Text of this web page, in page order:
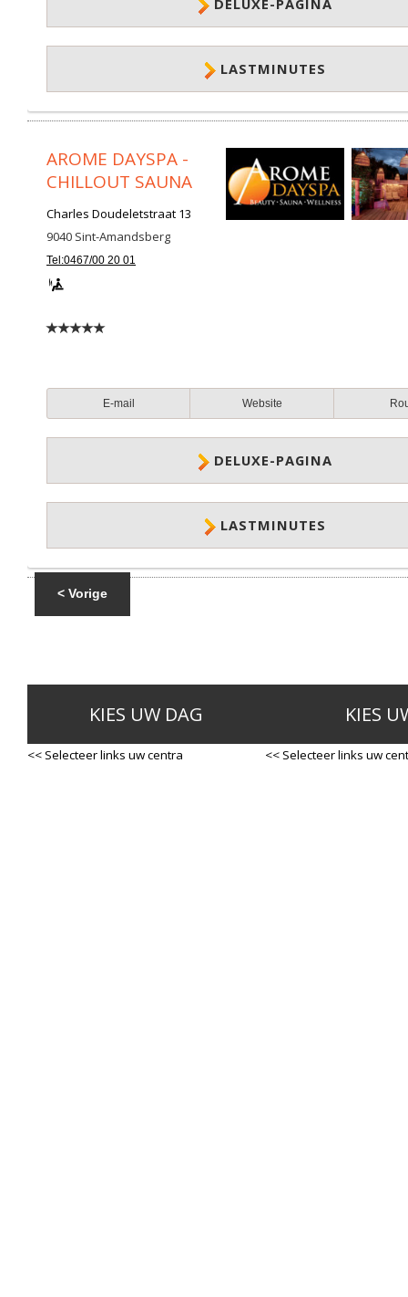
DELUXE-PAGINA
LASTMINUTES
AROME DAYSPA -
CHILLOUT SAUNA
Charles Doudeletstraat 13
9040 Sint-Amandsberg
Tel:0467/00 20 01
E-mail Website
DELUXE-PAGINA
LASTMINUTES
< Vorige
KIES UW DAG
<< Selecteer links uw centra
KIES
<< Selecteer links uw